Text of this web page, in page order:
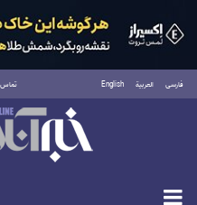
فارسی العربية English تماس
یکشنبه ۱۸ مرداد ۱۴۰۵